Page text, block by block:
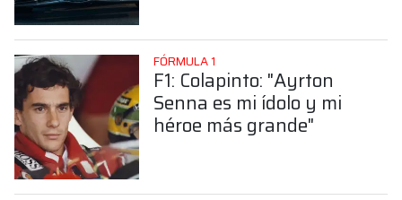
FÓRMULA 1
F1: Colapinto: "Ayrton
Senna es mi ídolo y mi
héroe más grande"